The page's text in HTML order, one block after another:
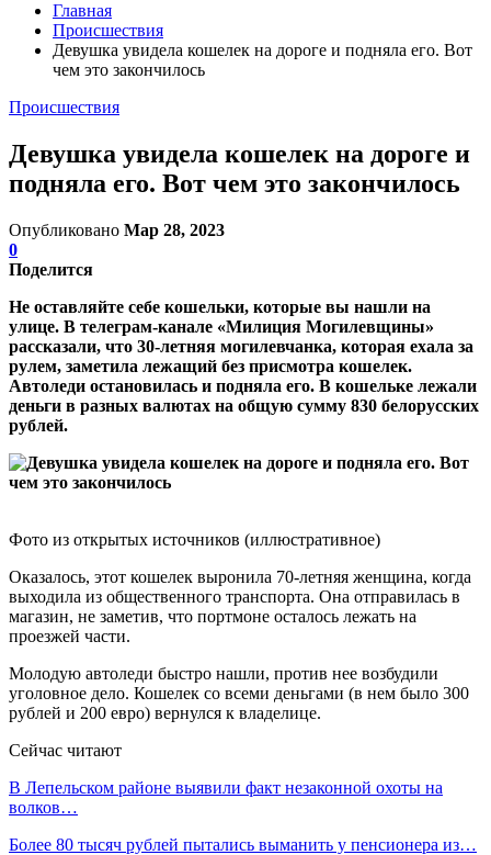
Главная
Происшествия
Девушка увидела кошелек на дороге и подняла его. Вот
чем это закончилось
Происшествия
Девушка увидела кошелек на дороге и
подняла его. Вот чем это закончилось
Опубликовано Мар 28, 2023
0
Поделится
Не оставляйте себе кошельки, которые вы нашли на
улице. В телеграм-канале «Милиция Могилевщины»
рассказали, что 30-летняя могилевчанка, которая ехала за
рулем, заметила лежащий без присмотра кошелек.
Автоледи остановилась и подняла его. В кошельке лежали
деньги в разных валютах на общую сумму 830 белорусских
рублей.
Фото из открытых источников (иллюстративное)
Оказалось, этот кошелек выронила 70-летняя женщина, когда
выходила из общественного транспорта. Она отправилась в
магазин, не заметив, что портмоне осталось лежать на
проезжей части.
Молодую автоледи быстро нашли, против нее возбудили
уголовное дело. Кошелек со всеми деньгами (в нем было 300
рублей и 200 евро) вернулся к владелице.
Сейчас читают
В Лепельском районе выявили факт незаконной охоты на
волков…
Более 80 тысяч рублей пытались выманить у пенсионера из…